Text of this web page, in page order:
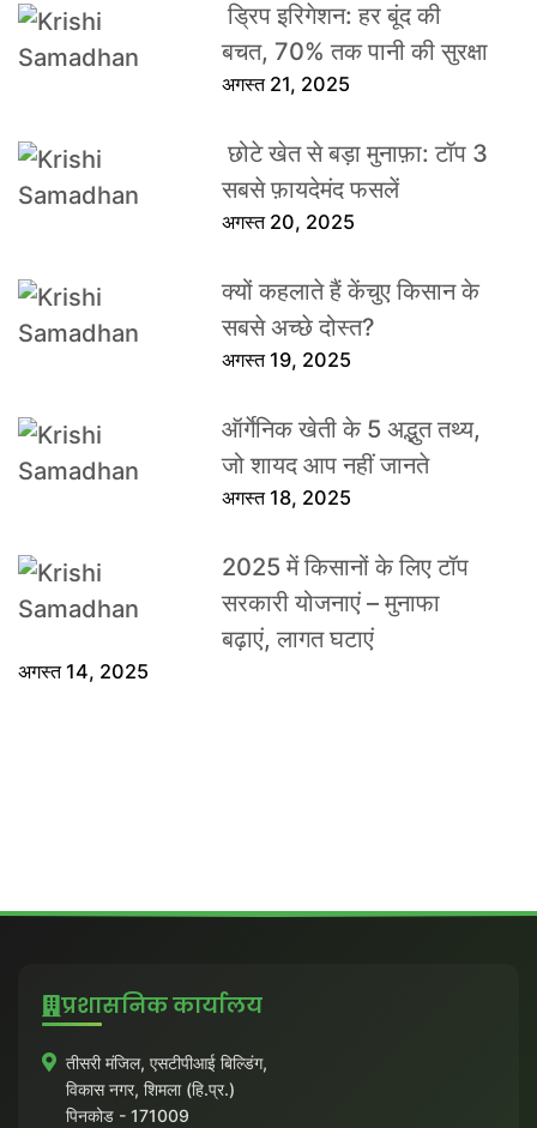
ड्रिप इरिगेशन: हर बूंद की
बचत, 70% तक पानी की सुरक्षा
अगस्त 21, 2025
छोटे खेत से बड़ा मुनाफ़ा: टॉप 3
सबसे फ़ायदेमंद फसलें
अगस्त 20, 2025
क्यों कहलाते हैं केंचुए किसान के
सबसे अच्छे दोस्त?
अगस्त 19, 2025
ऑर्गेनिक खेती के 5 अद्भुत तथ्य,
जो शायद आप नहीं जानते
अगस्त 18, 2025
2025 में किसानों के लिए टॉप
सरकारी योजनाएं – मुनाफा
बढ़ाएं, लागत घटाएं
अगस्त 14, 2025
प्रशासनिक कार्यालय
तीसरी मंजिल, एसटीपीआई बिल्डिंग,
विकास नगर, शिमला (हि.प्र.)
पिनकोड - 171009